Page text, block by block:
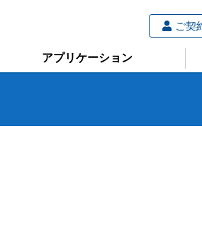
ご契
アプリケーション